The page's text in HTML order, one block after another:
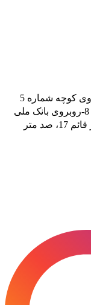
شعبه 3(بازار مبل) ، شرف آباد، بعد از قائم 17، صد متر